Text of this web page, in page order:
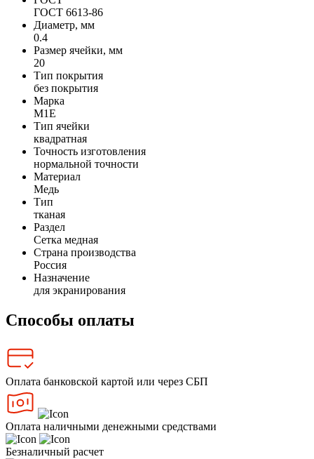
ГОСТ 6613-86
Диаметр, мм
0.4
Размер ячейки, мм
20
Тип покрытия
без покрытия
Марка
М1Е
Тип ячейки
квадратная
Точность изготовления
нормальной точности
Материал
Медь
Тип
тканая
Раздел
Сетка медная
Страна производства
Россия
Назначение
для экранирования
Способы оплаты
Оплата банковской картой или через СБП
Оплата наличными денежными средствами
Безналичный расчет